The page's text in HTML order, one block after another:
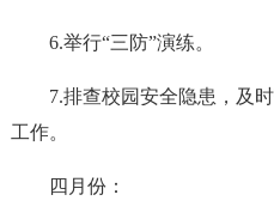
6.举行“三防”演练。
7.排查校园安全隐患，及
工作。
四月份：